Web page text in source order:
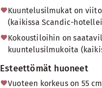
Kuuntelusilmukat on
(kaikissa Scandic-
Kokoustiloihin on
kuuntelusilmukoita
Esteettömät huoneet
Vuoteen korkeus on 55